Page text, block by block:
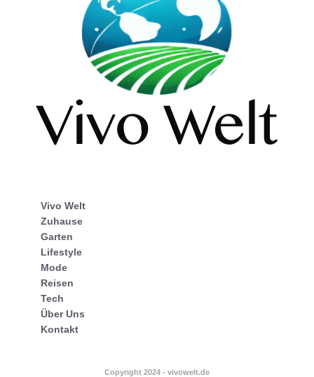
Vivo Welt
Zuhause
Garten
Lifestyle
Mode
Reisen
Tech
Über Uns
Kontakt
Copyright 2024 - vivowelt.de